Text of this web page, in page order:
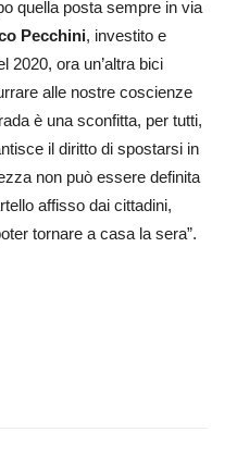
quella posta sempre in via
Pecchini, investito e
2020, ora un’altra bici
alle nostre coscienze
è una sconfitta, per tutti,
il diritto di spostarsi in
non può essere definita
affisso dai cittadini,
tornare a casa la sera”.